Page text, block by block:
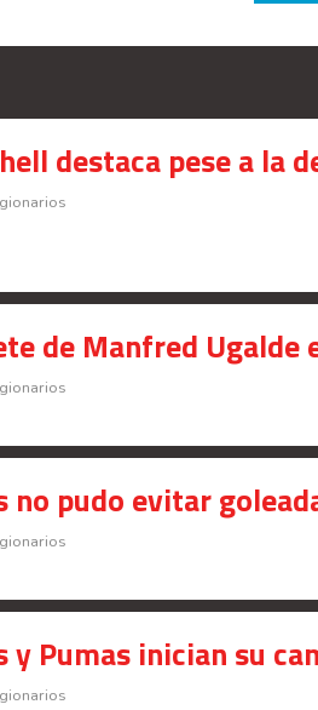
destaca pese a la
de Manfred
no pudo evitar
y Pumas inician su